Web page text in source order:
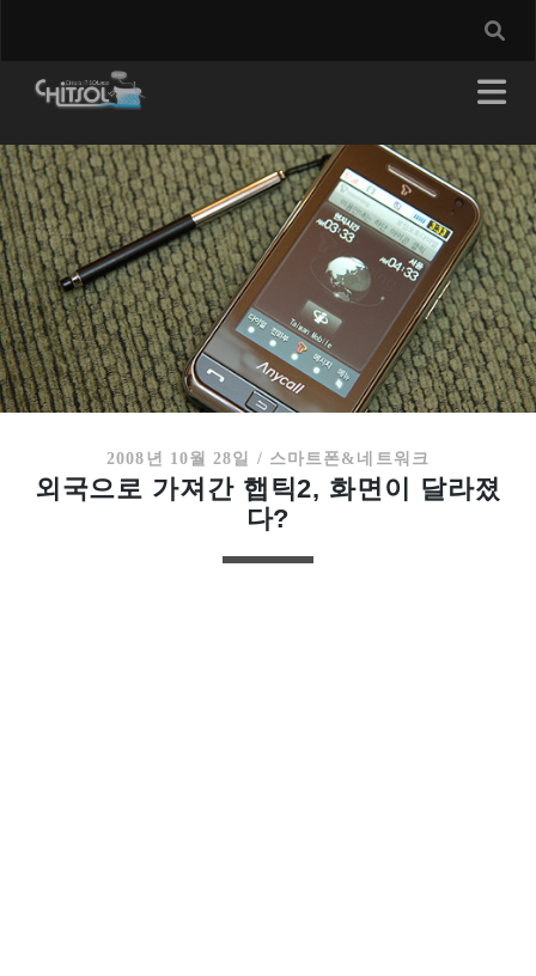
2008년 10월 28일 / 스마트폰&네트워크
외국으로 가져간 햅틱2, 화면이 달라졌
다?